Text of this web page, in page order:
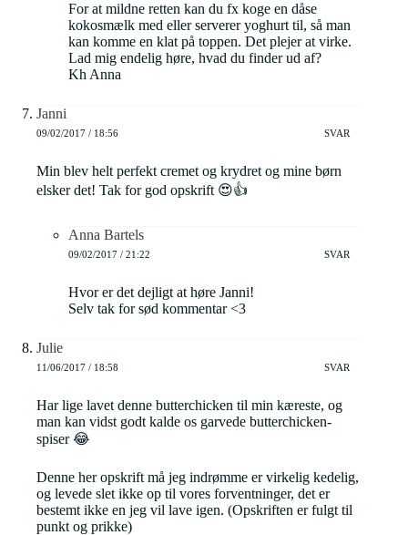
For at mildne retten kan du fx koge en dåse
kokosmælk med eller serverer yoghurt til, så man
kan komme en klat på toppen. Det plejer at virke.
Lad mig endelig høre, hvad du finder ud af?
Kh Anna
Janni
09/02/2017 / 18:56 SVAR
Min blev helt perfekt cremet og krydret og mine børn
elsker det! Tak for god opskrift 😍👍
Anna Bartels
09/02/2017 / 21:22 SVAR
Hvor er det dejligt at høre Janni!
Selv tak for sød kommentar <3
Julie
11/06/2017 / 18:58 SVAR
Har lige lavet denne butterchicken til min kæreste, og
man kan vidst godt kalde os garvede butterchicken-
spiser 😂
Denne her opskrift må jeg indrømme er virkelig kedelig,
og levede slet ikke op til vores forventninger, det er
bestemt ikke en jeg vil lave igen. (Opskriften er fulgt til
punkt og prikke)